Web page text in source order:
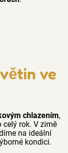
ve
chlazením,
celý rok. V zimě
na ideální
kondici.